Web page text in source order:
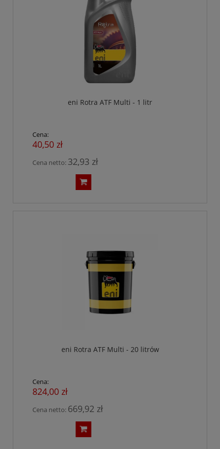
eni Rotra ATF Multi - 1 litr
Cena:
40,50 zł
Cena netto: 32,93 zł
eni Rotra ATF Multi - 20 litrów
Cena:
824,00 zł
Cena netto: 669,92 zł